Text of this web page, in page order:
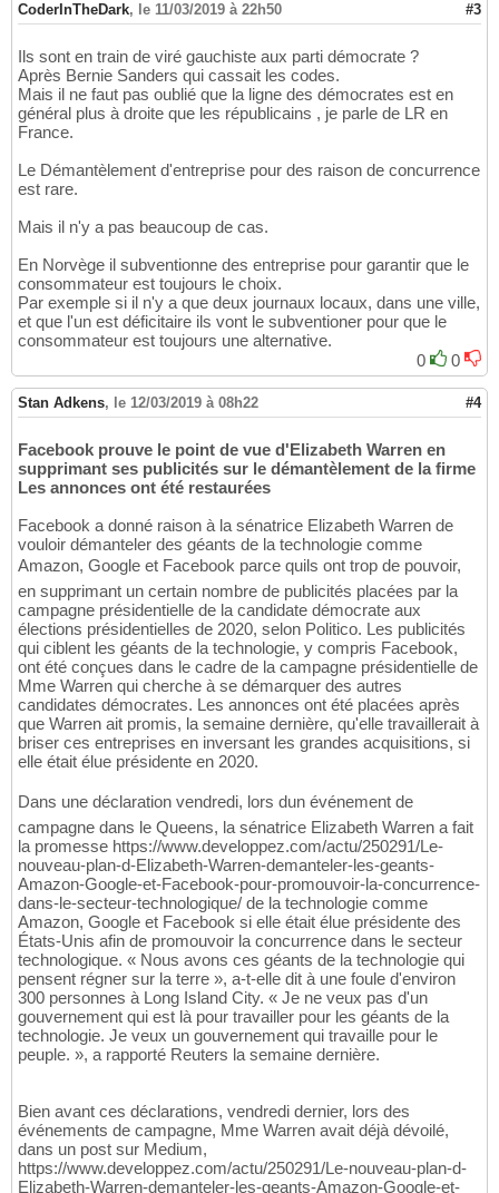
CoderInTheDark, le 11/03/2019 à 22h50 #3
Ils sont en train de viré gauchiste aux parti démocrate ?
Après Bernie Sanders qui cassait les codes.
Mais il ne faut pas oublié que la ligne des démocrates est en
général plus à droite que les républicains , je parle de LR en
France.
Le Démantèlement d'entreprise pour des raison de concurrence
est rare.
Mais il n'y a pas beaucoup de cas.
En Norvège il subventionne des entreprise pour garantir que le
consommateur est toujours le choix.
Par exemple si il n'y a que deux journaux locaux, dans une ville,
et que l'un est déficitaire ils vont le subventioner pour que le
consommateur est toujours une alternative.
0
0
Stan Adkens, le 12/03/2019 à 08h22 #4
Facebook prouve le point de vue d'Elizabeth Warren en
supprimant ses publicités sur le démantèlement de la firme
Les annonces ont été restaurées
Facebook a donné raison à la sénatrice Elizabeth Warren de
vouloir démanteler des géants de la technologie comme
Amazon, Google et Facebook parce quils ont trop de pouvoir,
en supprimant un certain nombre de publicités placées par la
campagne présidentielle de la candidate démocrate aux
élections présidentielles de 2020, selon Politico. Les publicités
qui ciblent les géants de la technologie, y compris Facebook,
ont été conçues dans le cadre de la campagne présidentielle de
Mme Warren qui cherche à se démarquer des autres
candidates démocrates. Les annonces ont été placées après
que Warren ait promis, la semaine dernière, qu'elle travaillerait à
briser ces entreprises en inversant les grandes acquisitions, si
elle était élue présidente en 2020.
Dans une déclaration vendredi, lors dun événement de
campagne dans le Queens, la sénatrice Elizabeth Warren a fait
la promesse https://www.developpez.com/actu/250291/Le-
nouveau-plan-d-Elizabeth-Warren-demanteler-les-geants-
Amazon-Google-et-Facebook-pour-promouvoir-la-concurrence-
dans-le-secteur-technologique/ de la technologie comme
Amazon, Google et Facebook si elle était élue présidente des
États-Unis afin de promouvoir la concurrence dans le secteur
technologique. « Nous avons ces géants de la technologie qui
pensent régner sur la terre », a-t-elle dit à une foule d'environ
300 personnes à Long Island City. « Je ne veux pas d'un
gouvernement qui est là pour travailler pour les géants de la
technologie. Je veux un gouvernement qui travaille pour le
peuple. », a rapporté Reuters la semaine dernière.
Bien avant ces déclarations, vendredi dernier, lors des
événements de campagne, Mme Warren avait déjà dévoilé,
dans un post sur Medium,
https://www.developpez.com/actu/250291/Le-nouveau-plan-d-
Elizabeth-Warren-demanteler-les-geants-Amazon-Google-et-